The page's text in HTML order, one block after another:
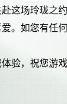
这场玲珑之约
。如您有任
验，祝您游戏